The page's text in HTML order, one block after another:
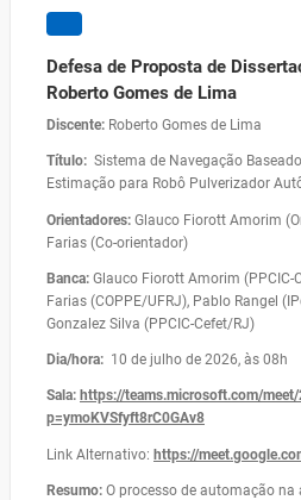
Defesa de Proposta de
Roberto Gomes de Lima
Discente: Roberto Gomes de Lima
Título: Sistema de Navegação
Estimação para Robô Pulverizador
Orientadores: Glauco Fiorott Amorim
Farias (Co-orientador)
Banca: Glauco Fiorott Amorim
Farias (COPPE/UFRJ), Pablo Rangel
Gonzalez Silva (PPCIC-Cefet/RJ)
Dia/hora: 10 de julho de 2026, às 08h
Sala: https://teams.microsoft.com/
p=ymoKVSfyft8rC0GAv8
Link Alternativo: https://
Resumo: O processo de automação